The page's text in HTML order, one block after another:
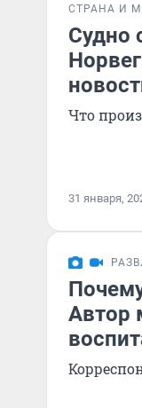
СТРАНА И
Судно
Что
31 января,
Автор